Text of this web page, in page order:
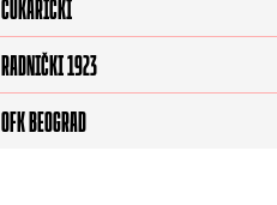
ČUKARIČKI
RADNIČKI 1923
OFK BEOGRAD